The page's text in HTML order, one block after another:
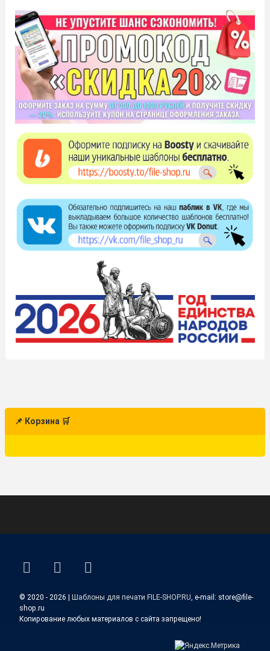
📌 Корзина 🛒
ВКонтакте
YouTube
E-mail
© 2020 - 2026 | Шаблоны для печати FILE-SHOP.RU , e-mail: store@file-
shop.ru
Копирование любых материалов с сайта запрещено!